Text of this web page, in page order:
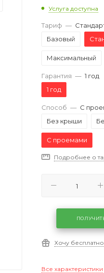
Услуга доступна
Тариф —
Базовый
Максимальный
Гарантия — 1 год
1 год
Способ — С
Без крыши
С проемами
Подробнее о
Хочу
Все характеристики